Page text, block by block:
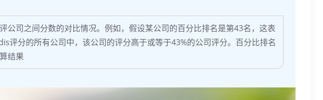
公司之间分数的对比情况。例如，假设某公司的百分比排名是第43名，这表
评分的所有公司中，该公司的评分高于或等于43%的公司评分。百分比排名
结果